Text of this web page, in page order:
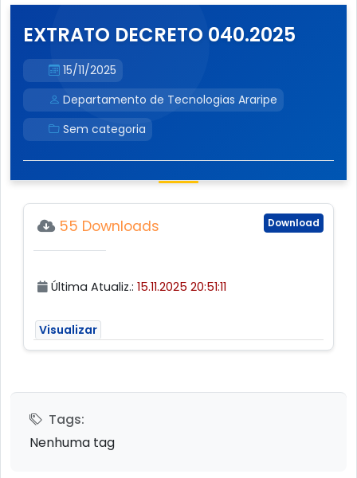
EXTRATO DECRETO 040.2025
15/11/2025
Departamento de Tecnologias Araripe
Sem categoria
Download
55 Downloads
Última Atualiz.: 15.11.2025 20:51:11
Visualizar
Tags:
Nenhuma tag